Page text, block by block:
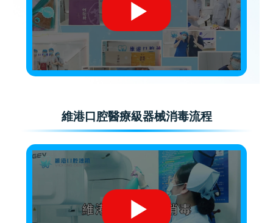
維港口腔醫療級器械消毒流程